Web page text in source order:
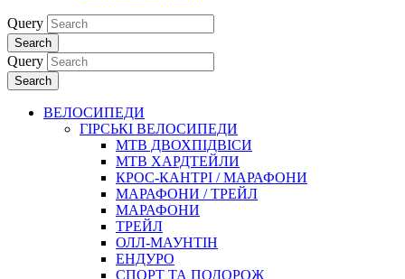
Query
Search
Query
Search
ВЕЛОСИПЕДИ
ГІРСЬКІ ВЕЛОСИПЕДИ
MTB ДВОХПIДВIСИ
MTB ХАРДТЕЙЛИ
КРОС-КАНТРI / МАРАФОНИ
МАРАФОНИ / ТРЕЙЛ
МАРАФОНИ
ТРЕЙЛ
ОЛЛ-МАУНТIН
ЕНДУРО
СПОРТ ТА ПОДОРОЖ